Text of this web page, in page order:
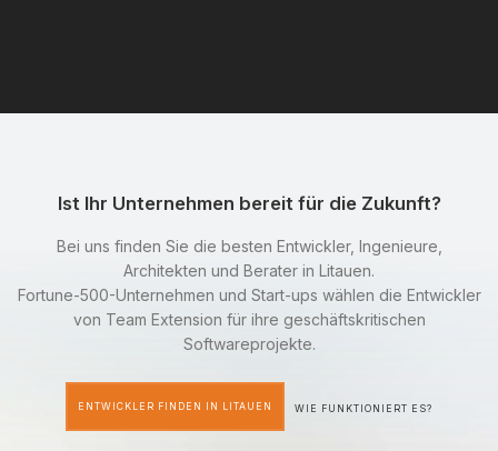
Ist Ihr Unternehmen bereit für die Zukunft?
Bei uns finden Sie die besten Entwickler, Ingenieure,
Architekten und Berater in Litauen.
Fortune-500-Unternehmen und Start-ups wählen die Entwickler
von Team Extension für ihre geschäftskritischen
Softwareprojekte.
ENTWICKLER FINDEN IN LITAUEN WIE FUNKTIONIERT ES?